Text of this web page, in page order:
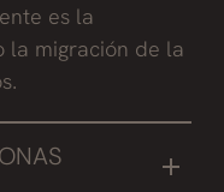
es la
la migración de la